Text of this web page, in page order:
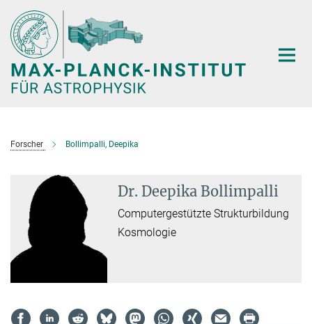
Hauptinhalt
Forscher Bollimpalli, Deepika
Dr. Deepika Bollimpalli
Computergestützte Strukturbildung
Kosmologie